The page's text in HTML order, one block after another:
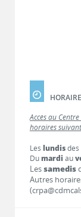
Accès au
horaires
Les lundis
Dumardi au
Lessamedis
Autres